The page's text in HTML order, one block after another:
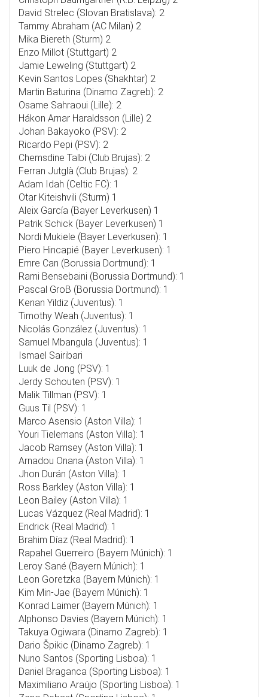
David Strelec (Slovan Bratislava): 2
Tammy Abraham (AC Milan) 2
Mika Biereth (Sturm) 2
Enzo Millot (Stuttgart) 2
Jamie Leweling (Stuttgart) 2
Kevin Santos Lopes (Shakhtar) 2
Martin Baturina (Dinamo Zagreb): 2
Osame Sahraoui (Lille): 2
Hákon Arnar Haraldsson (Lille) 2
Johan Bakayoko (PSV): 2
Ricardo Pepi (PSV): 2
Chemsdine Talbi (Club Brujas): 2
Ferran Jutglà (Club Brujas): 2
Adam Idah (Celtic FC): 1
Otar Kiteishvili (Sturm) 1
Aleix García (Bayer Leverkusen) 1
Patrik Schick (Bayer Leverkusen) 1
Nordi Mukiele (Bayer Leverkusen): 1
Piero Hincapié (Bayer Leverkusen): 1
Emre Can (Borussia Dortmund): 1
Rami Bensebaini (Borussia Dortmund): 1
Pascal GroB (Borussia Dortmund): 1
Kenan Yildiz (Juventus): 1
Timothy Weah (Juventus): 1
Nicolás González (Juventus): 1
Samuel Mbangula (Juventus): 1
Ismael Sairibari
Luuk de Jong (PSV): 1
Jerdy Schouten (PSV): 1
Malik Tillman (PSV): 1
Guus Til (PSV): 1
Marco Asensio (Aston Villa): 1
Youri Tielemans (Aston Villa): 1
Jacob Ramsey (Aston Villa): 1
Arnadou Onana (Aston Villa): 1
Jhon Durán (Aston Villa): 1
Ross Barkley (Aston Villa): 1
Leon Bailey (Aston Villa): 1
Lucas Vázquez (Real Madrid): 1
Endrick (Real Madrid): 1
Brahim Díaz (Real Madrid): 1
Rapahel Guerreiro (Bayern Múnich): 1
Leroy Sané (Bayern Múnich): 1
Leon Goretzka (Bayern Múnich): 1
Kim Min-Jae (Bayern Múnich): 1
Konrad Laimer (Bayern Múnich): 1
Alphonso Davies (Bayern Múnich): 1
Takuya Ogiwara (Dinamo Zagreb): 1
Dario Špikic (Dinamo Zagreb): 1
Nuno Santos (Sporting Lisboa): 1
Daniel Braganca (Sporting Lisboa): 1
Maximiliano Araújo (Sporting Lisboa): 1